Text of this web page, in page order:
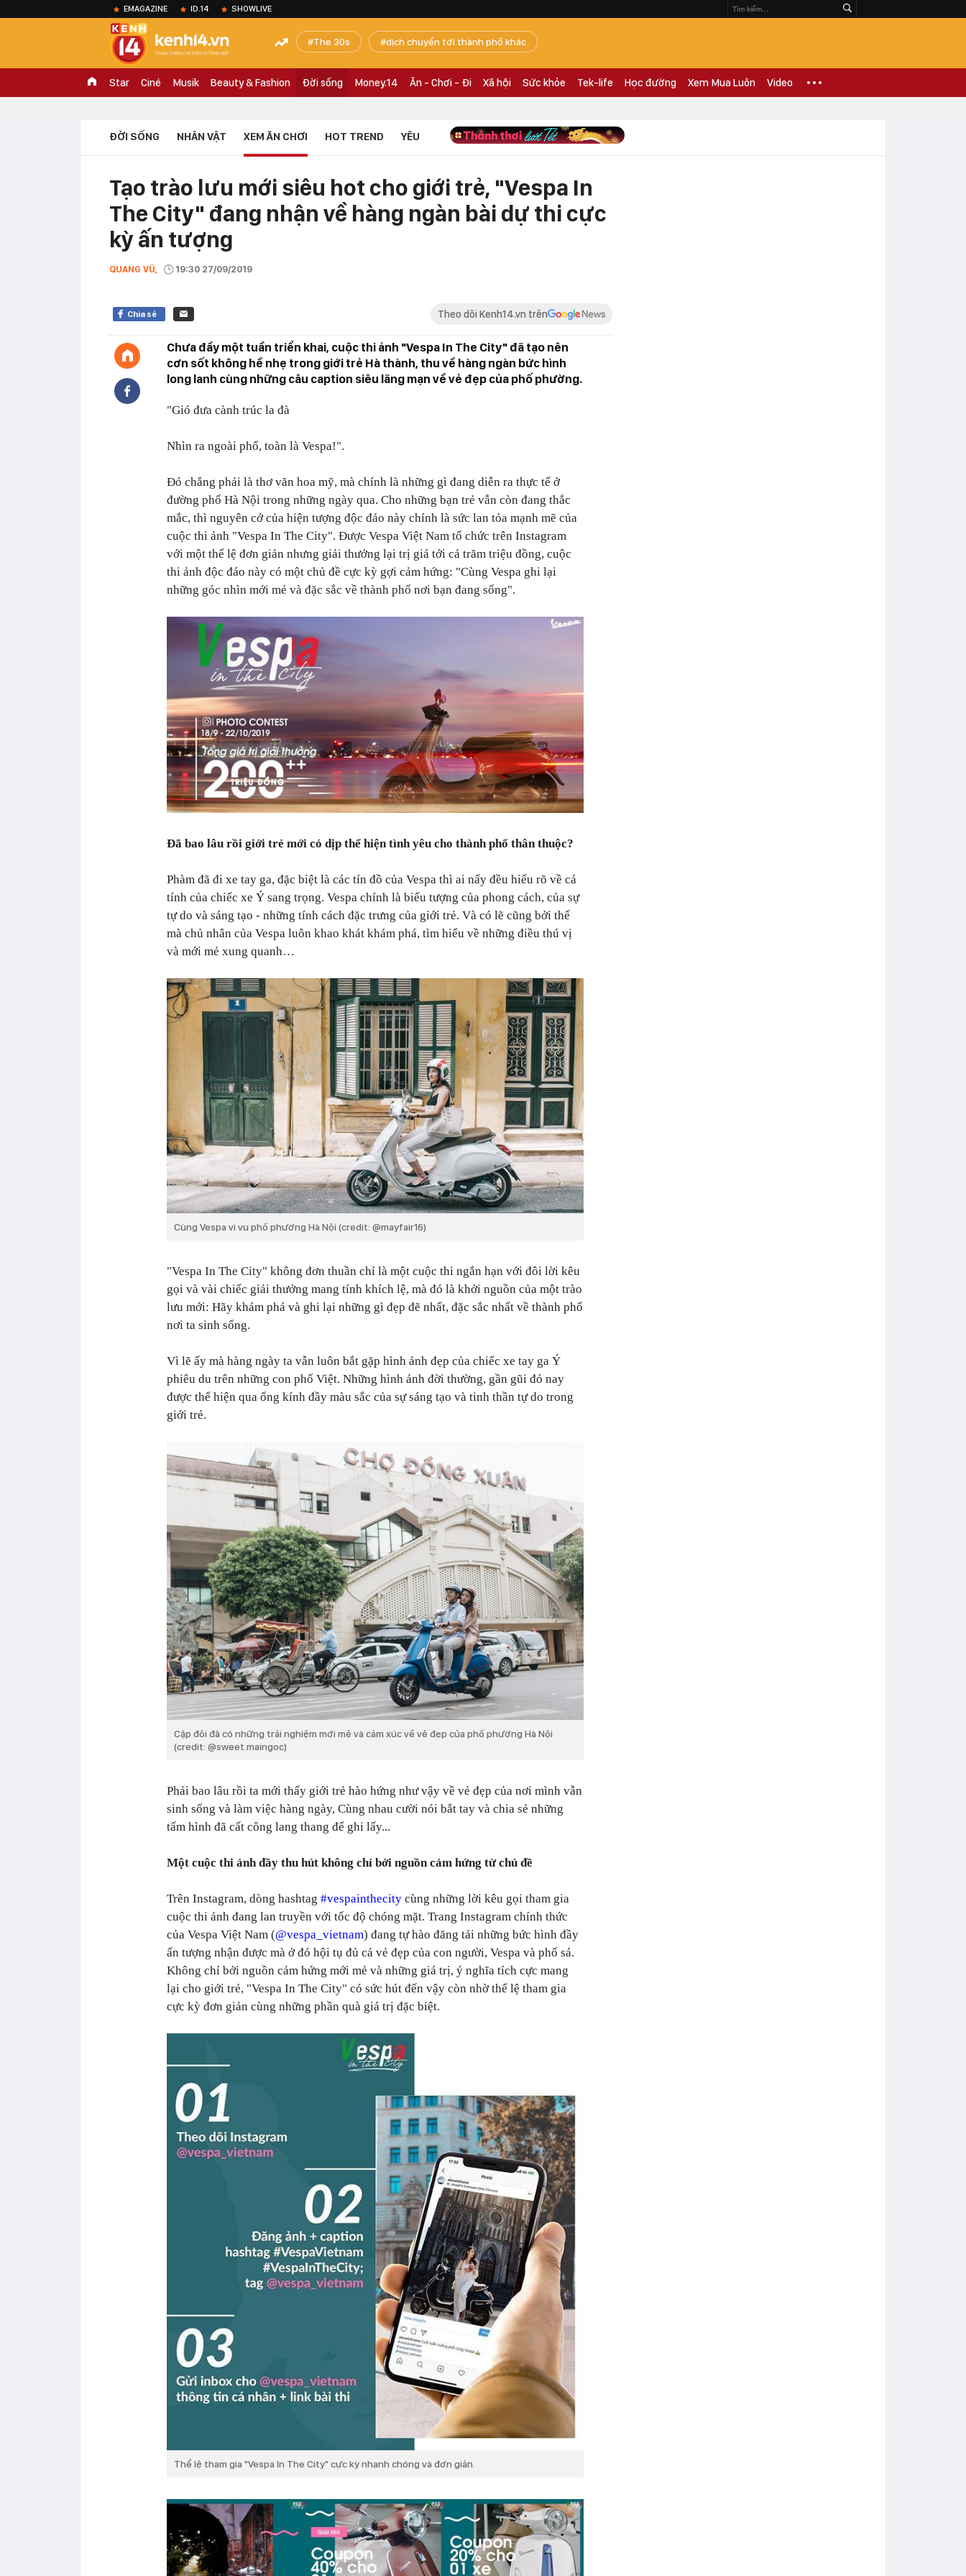
EMAGAZINE ID.14 SHOWLIVE
The 30s dịch chuyển tới thành phố khác
Star Ciné Musik Beauty & Fashion Đời sống Money.14 Ăn - Chơi - Đi Xã hội Sức khỏe Tek-life Học đường Xem Mua Luôn Video
ĐỜI SỐNG NHÂN VẬT XEM ĂN CHƠI HOT TREND YÊU
Tạo trào lưu mới siêu hot cho giới trẻ, "Vespa In
The City" đang nhận về hàng ngàn bài dự thi cực
kỳ ấn tượng
QUANG VŨ, 19:30 27/09/2019
Chia sẻ Theo dõi Kenh14.vn trên
Chưa đầy một tuần triển khai, cuộc thi ảnh "Vespa In The City" đã tạo nên
cơn sốt không hề nhẹ trong giới trẻ Hà thành, thu về hàng ngàn bức hình
long lanh cùng những câu caption siêu lãng mạn về vẻ đẹp của phố phường.
"Gió đưa cành trúc la đà
Nhìn ra ngoài phố, toàn là Vespa!".
Đó chẳng phải là thơ văn hoa mỹ, mà chính là những gì đang diễn ra thực tế ở
đường phố Hà Nội trong những ngày qua. Cho những bạn trẻ vẫn còn đang thắc
mắc, thì nguyên cớ của hiện tượng độc đáo này chính là sức lan tỏa mạnh mẽ của
cuộc thi ảnh "Vespa In The City". Được Vespa Việt Nam tổ chức trên Instagram
với một thể lệ đơn giản nhưng giải thưởng lại trị giá tới cả trăm triệu đồng, cuộc
thi ảnh độc đáo này có một chủ đề cực kỳ gợi cảm hứng: "Cùng Vespa ghi lại
những góc nhìn mới mẻ và đặc sắc về thành phố nơi bạn đang sống".
Đã bao lâu rồi giới trẻ mới có dịp thể hiện tình yêu cho thành phố thân thuộc?
Phàm đã đi xe tay ga, đặc biệt là các tín đồ của Vespa thì ai nấy đều hiểu rõ về cá
tính của chiếc xe Ý sang trọng. Vespa chính là biểu tượng của phong cách, của sự
tự do và sáng tạo - những tính cách đặc trưng của giới trẻ. Và có lẽ cũng bởi thế
mà chủ nhân của Vespa luôn khao khát khám phá, tìm hiểu về những điều thú vị
và mới mẻ xung quanh…
Cùng Vespa vi vu phố phường Hà Nội (credit: @mayfair16)
"Vespa In The City" không đơn thuần chỉ là một cuộc thi ngắn hạn với đôi lời kêu
gọi và vài chiếc giải thưởng mang tính khích lệ, mà đó là khởi nguồn của một trào
lưu mới: Hãy khám phá và ghi lại những gì đẹp đẽ nhất, đặc sắc nhất về thành phố
nơi ta sinh sống.
Vì lẽ ấy mà hàng ngày ta vẫn luôn bắt gặp hình ảnh đẹp của chiếc xe tay ga Ý
phiêu du trên những con phố Việt. Những hình ảnh đời thường, gần gũi đó nay
được thể hiện qua ống kính đầy màu sắc của sự sáng tạo và tinh thần tự do trong
giới trẻ.
Cặp đôi đã có những trải nghiệm mới mẻ và cảm xúc về vẻ đẹp của phố phường Hà Nội
(credit: @sweet.maingoc)
Phải bao lâu rồi ta mới thấy giới trẻ hào hứng như vậy về vẻ đẹp của nơi mình vẫn
sinh sống và làm việc hàng ngày, Cùng nhau cười nói bắt tay và chia sẻ những
tấm hình đã cất công lang thang để ghi lấy...
Một cuộc thi ảnh đầy thu hút không chỉ bởi nguồn cảm hứng từ chủ đề
Trên Instagram, dòng hashtag #vespainthecity cùng những lời kêu gọi tham gia
cuộc thi ảnh đang lan truyền với tốc độ chóng mặt. Trang Instagram chính thức
của Vespa Việt Nam (@vespa_vietnam) đang tự hào đăng tải những bức hình đầy
ấn tượng nhận được mà ở đó hội tụ đủ cả vẻ đẹp của con người, Vespa và phố sá.
Không chỉ bởi nguồn cảm hứng mới mẻ và những giá trị, ý nghĩa tích cực mang
lại cho giới trẻ, "Vespa In The City" có sức hút đến vậy còn nhờ thể lệ tham gia
cực kỳ đơn giản cùng những phần quà giá trị đặc biệt.
Thể lệ tham gia "Vespa In The City" cực kỳ nhanh chóng và đơn giản.